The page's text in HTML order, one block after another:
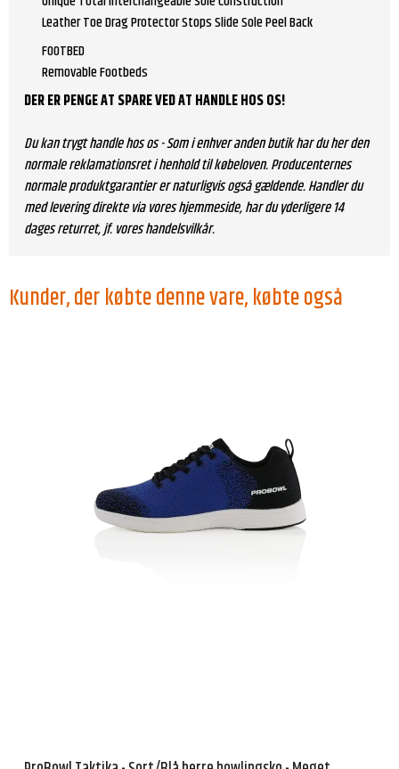
Leather Toe Drag Protector Stops Slide Sole Peel Back
FOOTBED
Removable Footbeds
DER ER PENGE AT SPARE VED AT HANDLE HOS OS!
Du kan trygt handle hos os - Som i enhver anden butik har du her den
normale reklamationsret i henhold til købeloven. Producenternes
normale produktgarantier er naturligvis også gældende. Handler du
med levering direkte via vores hjemmeside, har du yderligere 14
dages returret, jf. vores handelsvilkår.
Kunder, der købte denne vare, købte også